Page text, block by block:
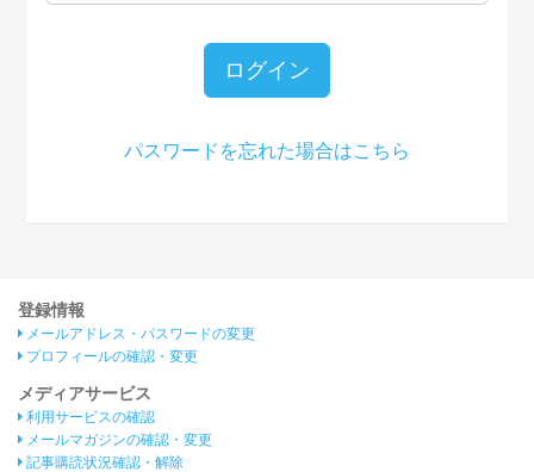
ログイン
パスワードを忘れた場合はこちら
登録情報
メールアドレス・パスワードの変更
プロフィールの確認・変更
メディアサービス
利用サービスの確認
メールマガジンの確認・変更
記事購読状況確認・解除